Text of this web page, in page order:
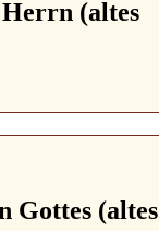
(altes
Gottes (altes